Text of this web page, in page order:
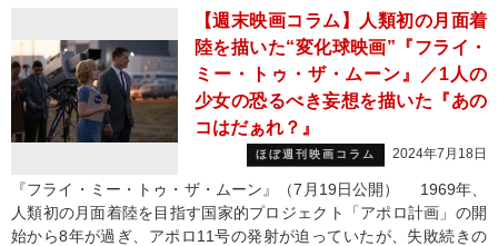
【週末映画コラム】人類初の月面着
陸を描いた“変化球映画”『フライ・
ミー・トゥ・ザ・ムーン』／1人の
少女の恐るべき妄想を描いた『あの
コはだぁれ？』
ほぼ週刊映画コラム 2024年7月18日
『フライ・ミー・トゥ・ザ・ムーン』（7月19日公開） 1969年、
人類初の月面着陸を目指す国家的プロジェクト「アポロ計画」の開
始から8年が過ぎ、アポロ11号の発射が迫っていたが、失敗続きの